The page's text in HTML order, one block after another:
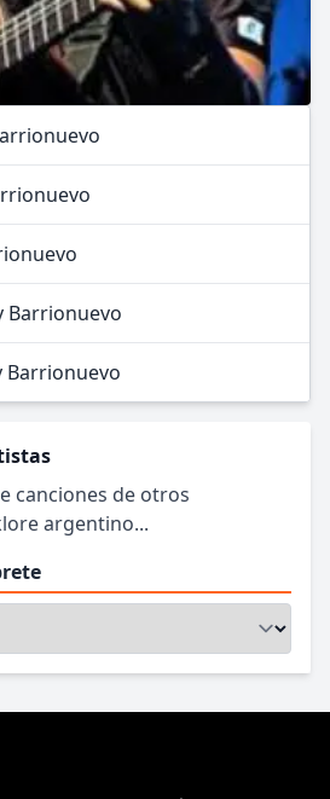
Barrionuevo
Barrionuevo
canciones de otros
argentino...